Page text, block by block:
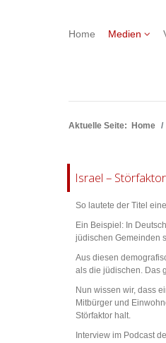
Home Medien
Aktuelle Seite: Home
Israel –
So lautete der Titel
Ein Beispiel: In
jüdischen Gemeinden
Aus diesen
als die jüdischen. Das
Nun wissen wir, dass
Mitbürger und
Störfaktor halt.
Interview im Podcast